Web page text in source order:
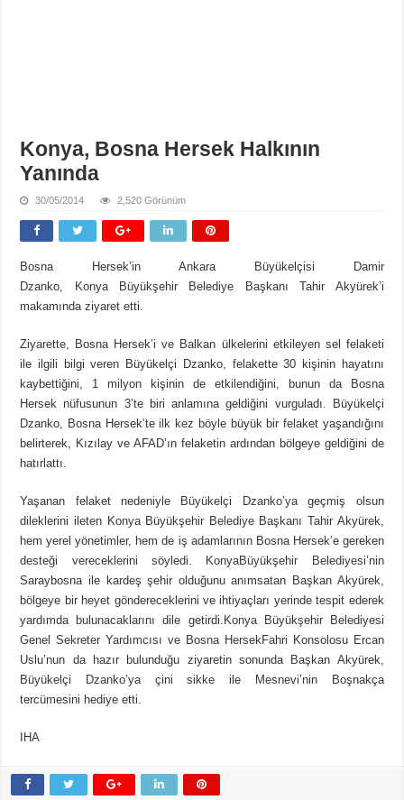
Konya, Bosna Hersek Halkının
Yanında
30/05/2014 2,520 Görünüm
Bosna Hersek’in Ankara Büyükelçisi Damir
Dzanko, Konya Büyükşehir Belediye Başkanı Tahir Akyürek’i
makamında ziyaret etti.
Ziyarette, Bosna Hersek’i ve Balkan ülkelerini etkileyen sel felaketi
ile ilgili bilgi veren Büyükelçi Dzanko, felakette 30 kişinin hayatını
kaybettiğini, 1 milyon kişinin de etkilendiğini, bunun da Bosna
Hersek nüfusunun 3’te biri anlamına geldiğini vurguladı. Büyükelçi
Dzanko, Bosna Hersek’te ilk kez böyle büyük bir felaket yaşandığını
belirterek, Kızılay ve AFAD’ın felaketin ardından bölgeye geldiğini de
hatırlattı.
Yaşanan felaket nedeniyle Büyükelçi Dzanko’ya geçmiş olsun
dileklerini ileten Konya Büyükşehir Belediye Başkanı Tahir Akyürek,
hem yerel yönetimler, hem de iş adamlarının Bosna Hersek’e gereken
desteği vereceklerini söyledi. KonyaBüyükşehir Belediyesi’nin
Saraybosna ile kardeş şehir olduğunu anımsatan Başkan Akyürek,
bölgeye bir heyet göndereceklerini ve ihtiyaçları yerinde tespit ederek
yardımda bulunacaklarını dile getirdi.Konya Büyükşehir Belediyesi
Genel Sekreter Yardımcısı ve Bosna HersekFahri Konsolosu Ercan
Uslu’nun da hazır bulunduğu ziyaretin sonunda Başkan Akyürek,
Büyükelçi Dzanko’ya çini sikke ile Mesnevi’nin Boşnakça
tercümesini hediye etti.
IHA